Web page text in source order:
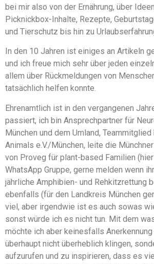
bei mir also von der Ernährung, über
Picknickbox-Inhalte, Rezepte,
und Tierschutz bis hin zu
In den 10 Jahren ist einiges an Artikeln
und ich freue mich sehr über jeden
allem über Rückmeldungen von
tatsächlich helfen konnte.
Ehrenamtlich ist in den vergangenen
passiert, ich bin Ansprechpartner für
München und dem Umland,
Animals e.V./München, leite die
von Proveg für plant-based Familien
WhatsApp Gruppe, gerne melden wenn
jährliche Amphibien- und Rehkitzrettung
ebenfalls (für den Landkreis München
viel, aber irgendwie ist es auch sowas
sonst würde ich es nicht tun. Mit dem
möchte ich aber keinesfalls
überhaupt nicht überheblich klingen,
aufzurufen und zu inspirieren, dass es